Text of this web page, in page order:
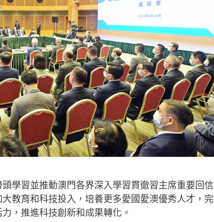
學習並推動澳門各界深入學習貫徹習主席重要回信
教育和科技投入，培養更多愛國愛澳優秀人才，完
，推進科技創新和成果轉化。